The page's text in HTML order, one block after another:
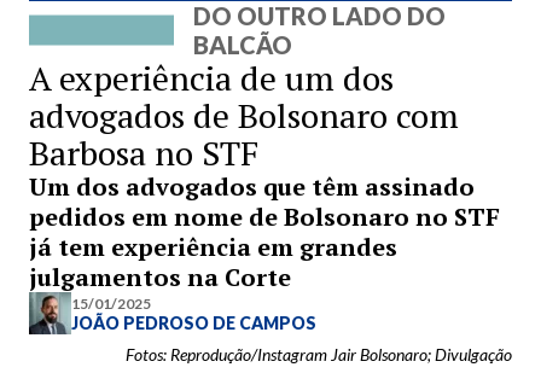
DO OUTRO LADO DO
BALCÃO
A experiência de um dos
advogados de Bolsonaro com
Barbosa no STF
Um dos advogados que têm assinado
pedidos em nome de Bolsonaro no STF
já tem experiência em grandes
julgamentos na Corte
15/01/2025
JOÃO PEDROSO DE CAMPOS
Fotos: Reprodução/Instagram Jair Bolsonaro; Divulgação